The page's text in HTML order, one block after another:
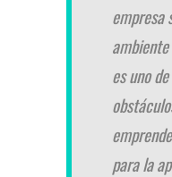
empresa
es uno
para la